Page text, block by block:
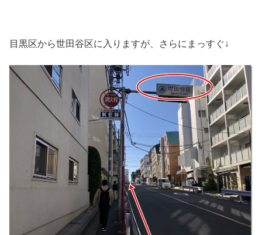
目黒区から世田谷区に入りますが、さらにまっすぐ↓